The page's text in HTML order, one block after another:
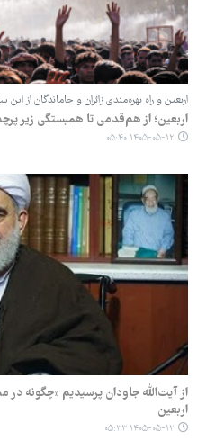
‏اربعین و راه بهره‌مندی زائران و جاماندگان از
اربعین؛ از هم‌قدمی تا همبستگی زیر
۱۴۰۵-۰۵-۱۲ ۰۵:۴۰
از آیت‌الله جاودان پرسیدیم «چگونه در
اربعین
۱۴۰۵-۰۵-۱۲ ۰۵:۳۳